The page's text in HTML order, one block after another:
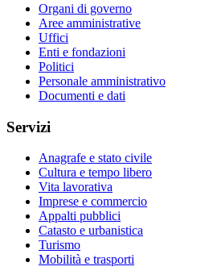
Organi di governo
Aree amministrative
Uffici
Enti e fondazioni
Politici
Personale amministrativo
Documenti e dati
Servizi
Anagrafe e stato civile
Cultura e tempo libero
Vita lavorativa
Imprese e commercio
Appalti pubblici
Catasto e urbanistica
Turismo
Mobilità e trasporti